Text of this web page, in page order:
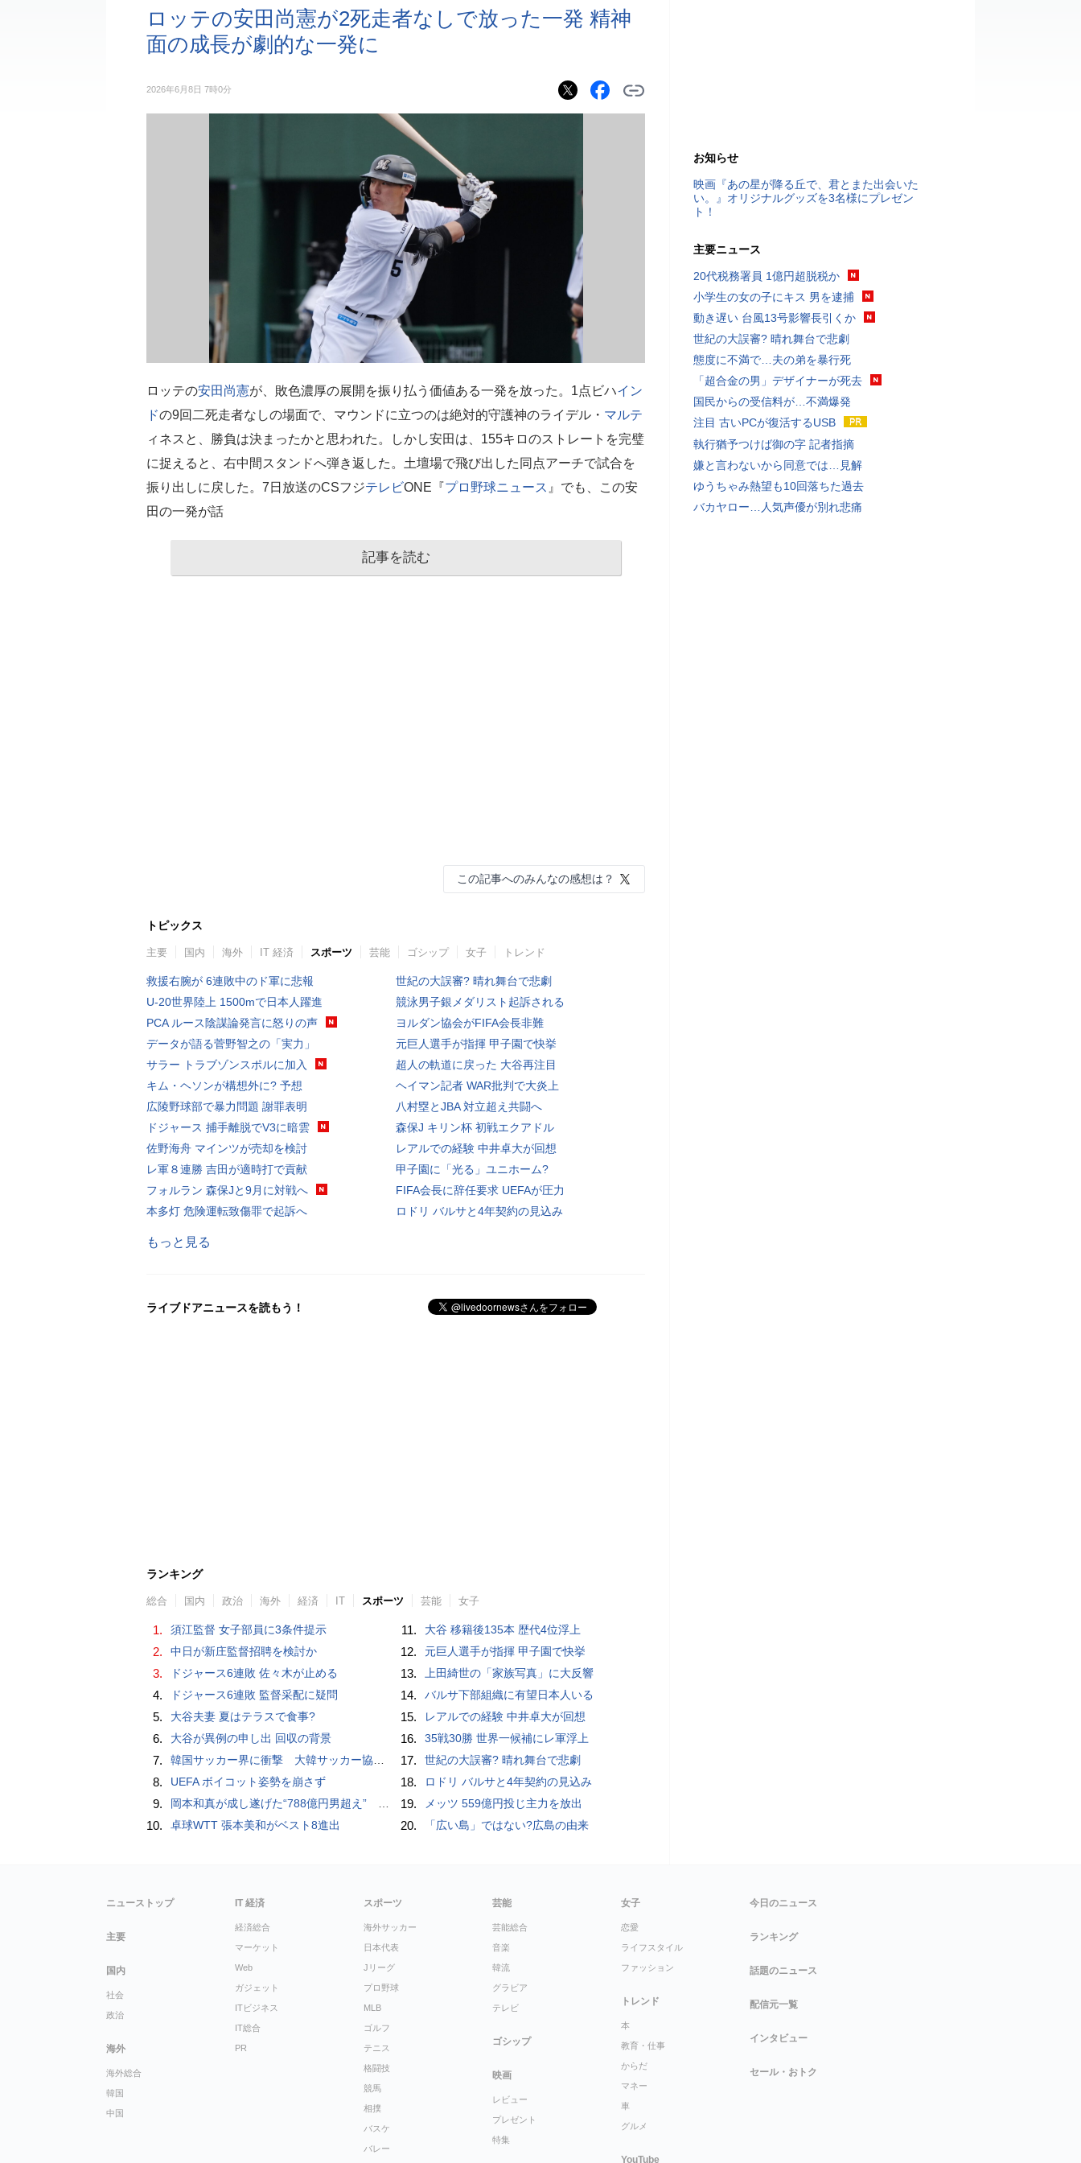
ロッテの安田尚憲が2死走者なしで放った一発 精神
面の成長が劇的な一発に
2026年6月8日 7時0分
ロッテの安田尚憲が、敗色濃厚の展開を振り払う価値ある一発を放った。1点ビハイン
ドの9回二死走者なしの場面で、マウンドに立つのは絶対的守護神のライデル・ マルテ
ィネスと、勝負は決まったかと思われた。しかし安田は、155キロのストレートを完璧
に捉えると、右中間スタンドへ弾き返した。土壇場で飛び出した同点アーチで試合を
振り出しに戻した。7日放送のCSフジテレビONE『プロ野球ニュース 』でも、この安
田の一発が話
記事を読む
この記事へのみんなの感想は？
トピックス
主要 国内 海外 IT 経済 スポーツ 芸能 ゴシップ 女子 トレンド
救援右腕が 6連敗中のド軍に悲報
U-20世界陸上 1500mで日本人躍進
PCA ルース陰謀論発言に怒りの声
データが語る菅野智之の「実力」
サラー トラブゾンスポルに加入
キム・ヘソンが構想外に? 予想
広陵野球部で暴力問題 謝罪表明
ドジャース 捕手離脱でV3に暗雲
佐野海舟 マインツが売却を検討
レ軍８連勝 吉田が適時打で貢献
フォルラン 森保Jと9月に対戦へ
本多灯 危険運転致傷罪で起訴へ
世紀の大誤審? 晴れ舞台で悲劇
競泳男子銀メダリスト起訴される
ヨルダン協会がFIFA会長非難
元巨人選手が指揮 甲子園で快挙
超人の軌道に戻った 大谷再注目
ヘイマン記者 WAR批判で大炎上
八村塁とJBA 対立超え共闘へ
森保J キリン杯 初戦エクアドル
レアルでの経験 中井卓大が回想
甲子園に「光る」ユニホーム?
FIFA会長に辞任要求 UEFAが圧力
ロドリ バルサと4年契約の見込み
もっと見る
ライブドアニュースを読もう！
ランキング
総合 国内 政治 海外 経済 IT スポーツ 芸能 女子
1. 須江監督 女子部員に3条件提示
2. 中日が新庄監督招聘を検討か
3. ドジャース6連敗 佐々木が止める
4. ドジャース6連敗 監督采配に疑問
5. 大谷夫妻 夏はテラスで食事?
6. 大谷が異例の申し出 回収の背景
7. 韓国サッカー界に衝撃 大韓サッカー協会に外国人審判への“性的接待”疑惑 韓国メディアが報道
8. UEFA ボイコット姿勢を崩さず
9. 岡本和真が成し遂げた“788億円男超え” いつのまにか「3位」…見据える球団記録更新
10. 卓球WTT 張本美和がベスト8進出
11. 大谷 移籍後135本 歴代4位浮上
12. 元巨人選手が指揮 甲子園で快挙
13. 上田綺世の「家族写真」に大反響
14. バルサ下部組織に有望日本人いる
15. レアルでの経験 中井卓大が回想
16. 35戦30勝 世界一候補にレ軍浮上
17. 世紀の大誤審? 晴れ舞台で悲劇
18. ロドリ バルサと4年契約の見込み
19. メッツ 559億円投じ主力を放出
20. 「広い島」ではない?広島の由来
お知らせ
映画『あの星が降る丘で、君とまた出会いた
い。』オリジナルグッズを3名様にプレゼン
ト！
主要ニュース
20代税務署員 1億円超脱税か
小学生の女の子にキス 男を逮捕
動き遅い 台風13号影響長引くか
世紀の大誤審? 晴れ舞台で悲劇
態度に不満で…夫の弟を暴行死
「超合金の男」デザイナーが死去
国民からの受信料が…不満爆発
注目 古いPCが復活するUSB
執行猶予つけば御の字 記者指摘
嫌と言わないから同意では…見解
ゆうちゃみ熱望も10回落ちた過去
バカヤロー…人気声優が別れ悲痛
ニューストップ
主要
国内
社会
政治
海外
海外総合
韓国
中国
IT 経済
経済総合
マーケット
Web
ガジェット
ITビジネス
IT総合
PR
スポーツ
海外サッカー
日本代表
Jリーグ
プロ野球
MLB
ゴルフ
テニス
格闘技
競馬
相撲
バスケ
バレー
芸能
芸能総合
音楽
韓流
グラビア
テレビ
ゴシップ
映画
レビュー
プレゼント
特集
女子
恋愛
ライフスタイル
ファッション
トレンド
本
教育・仕事
からだ
マネー
車
グルメ
YouTube
今日のニュース
ランキング
話題のニュース
配信元一覧
インタビュー
セール・おトク